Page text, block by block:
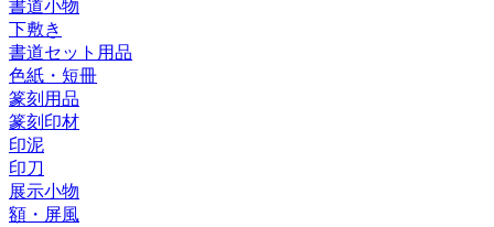
書道小物
下敷き
書道セット用品
色紙・短冊
篆刻用品
篆刻印材
印泥
印刀
展示小物
額・屏風